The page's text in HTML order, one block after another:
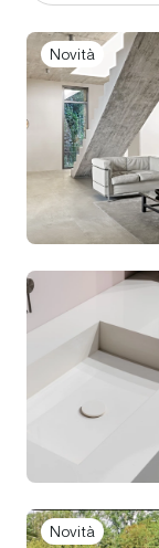
Novità
Novità